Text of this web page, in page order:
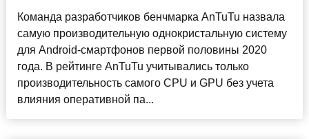
Команда разработчиков бенчмарка AnTuTu назвала
самую производительную однокристальную систему
для Android-смартфонов первой половины 2020
года. В рейтинге AnTuTu учитывались только
производительность самого CPU и GPU без учета
влияния оперативной па...